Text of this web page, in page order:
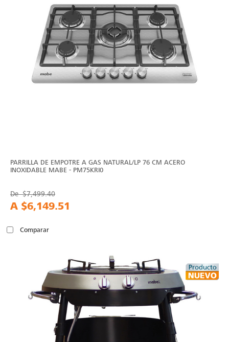
PARRILLA DE EMPOTRE A GAS NATURAL/LP 76 CM ACERO
INOXIDABLE MABE - PM75KRI0
De$7,499.40
A $6,149.51
Comparar